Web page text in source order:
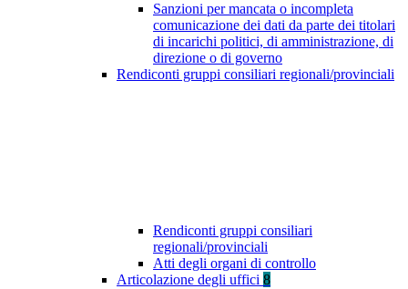
Sanzioni per mancata o incompleta
comunicazione dei dati da parte dei titolari
di incarichi politici, di amministrazione, di
direzione o di governo
Rendiconti gruppi consiliari regionali/provinciali
Rendiconti gruppi consiliari
regionali/provinciali
Atti degli organi di controllo
Articolazione degli uffici 8